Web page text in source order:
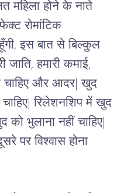
महिला होने के नाते
रोमांटिक
इस बात से बिल्कुल
जाति, हमारी कमाई,
चाहिए और आदर| खुद
रिलेशनशिप में खुद
भुलाना नहीं चाहिए|
पर विश्वास होना